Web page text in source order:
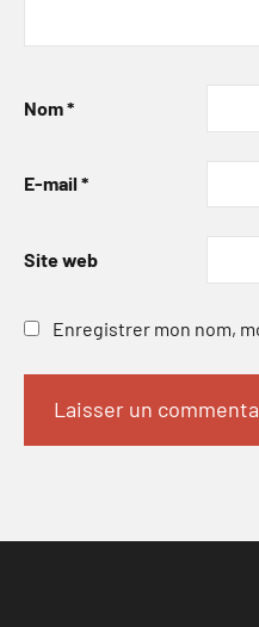
Nom*
E-mail *
Site web
Enregistrer mon nom,